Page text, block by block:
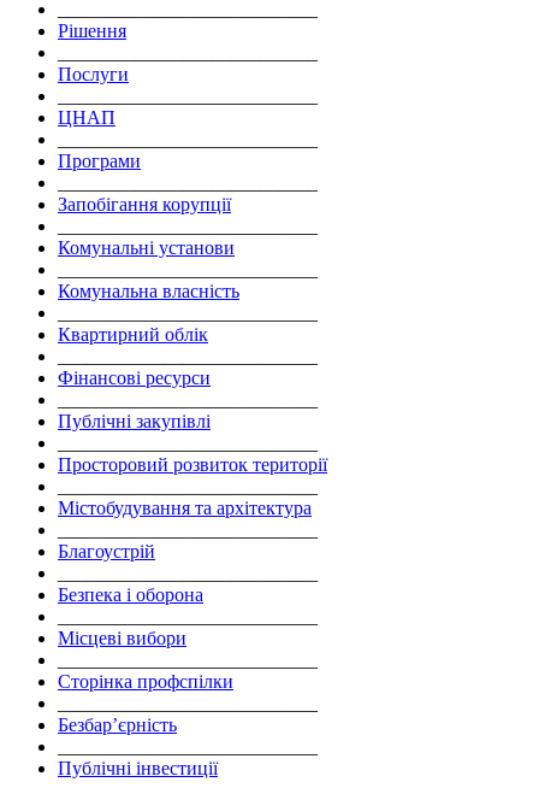
Рішення
Послуги
ЦНАП
Програми
Запобігання корупції
Комунальні установи
Комунальна власність
Квартирний облік
Фінансові ресурси
Публічні закупівлі
Просторовий розвиток території
Містобудування та архітектура
Благоустрій
Безпека і оборона
Місцеві вибори
Сторінка профспілки
Безбар’єрність
Публічні інвестиції